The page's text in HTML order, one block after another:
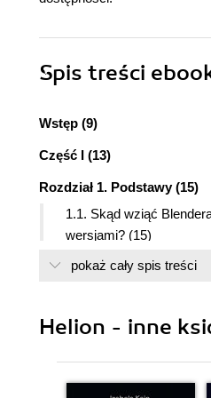
Spis treści
Wstęp (9)
Część I (13)
Rozdział 1. Podstawy (15)
1.1. Skąd wziąć
wersjami? (15)
1.2. Jak się nie pogubić -
1.2.1. Panowanie
1.2.3. Klawiatura
1.2.4. Wirtualna
1.2.5.
1.2.6. Wybieranie
pokaż cały spis treści
Helion - inne